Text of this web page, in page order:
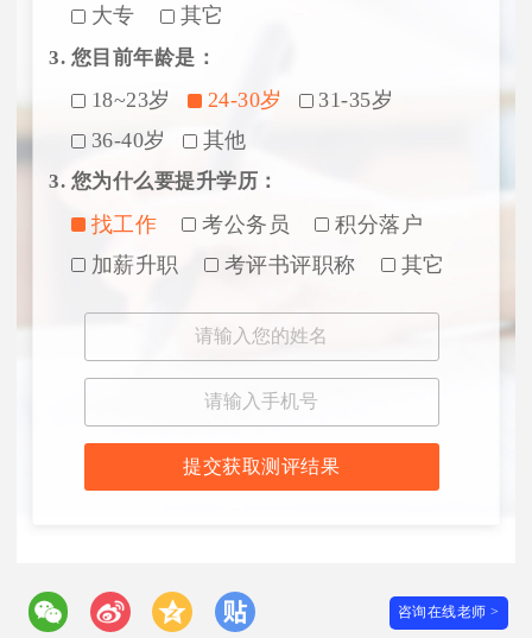
大专
其它
3. 您目前年龄是：
18~23岁 24-30岁
31-35岁
36-40岁
其他
3. 您为什么要提升学历：
找工作 考公务员
积分落户
加薪升职
考评书评职称 其它
提交获取测评结果
咨询在线老师 >